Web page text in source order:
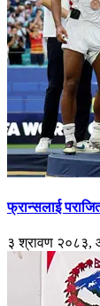
फ्रान्सलाई
३ श्रावण २०८३,